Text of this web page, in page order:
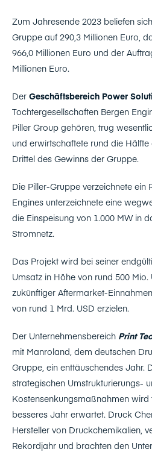
Zum Jahresende 2023 beliefen
Gruppe auf 290,3 Millionen Euro,
966,0 Millionen Euro und der
Millionen Euro.
Der Geschäftsbereich Power
Tochtergesellschaften Bergen
Piller Group gehören, trug
und erwirtschaftete rund die
Drittel des Gewinns der Gruppe.
Die Piller-Gruppe verzeichnete ein
Engines unterzeichnete eine
die Einspeisung von 1.000 MW in
Stromnetz.
Das Projekt wird bei seiner
Umsatz in Höhe von rund 500
zukünftiger Aftermarket-
von rund 1 Mrd. USD erzielen.
Der Unternehmensbereich Print
mit Manroland, dem deutschen
Gruppe, ein enttäuschendes Jahr.
strategischen Umstrukturierungs-
Kostensenkungsmaßnahmen
besseres Jahr erwartet. Druck
Hersteller von Druckchemikalien,
Rekordjahr und brachten den